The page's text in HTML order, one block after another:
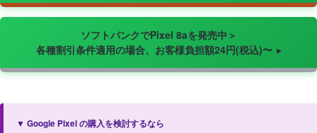
ソフトバンクでPixel 8aを発売中＞
各種割引条件適用の場合、お客様負担額24円(税込)〜
▼ Google Pixel の購入を検討するなら